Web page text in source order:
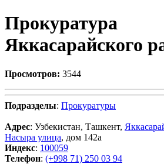
Прокуратура
Яккасарайского
Просмотров: 3544
Подразделы: Прокуратуры
Адрес: Узбекистан, Ташкент,
Насыра улица, дом 142а
Индекс: 100059
Телефон: (+998 71) 250 03 94